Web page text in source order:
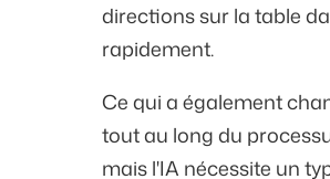
directions sur la table
rapidement.
Ce qui a également
tout au long du
mais l'IA nécessite un